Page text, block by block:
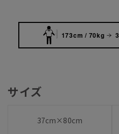
173cm / 70kg
サイズ
37cm×80cm